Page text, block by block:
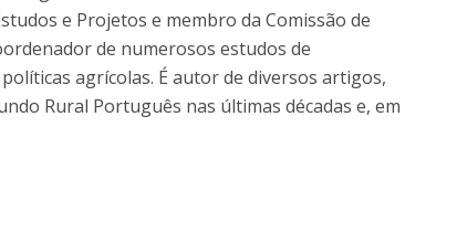
e Projetos e membro da Comissão de
de numerosos estudos de
agrícolas. É autor de diversos artigos,
Rural Português nas últimas décadas e, em